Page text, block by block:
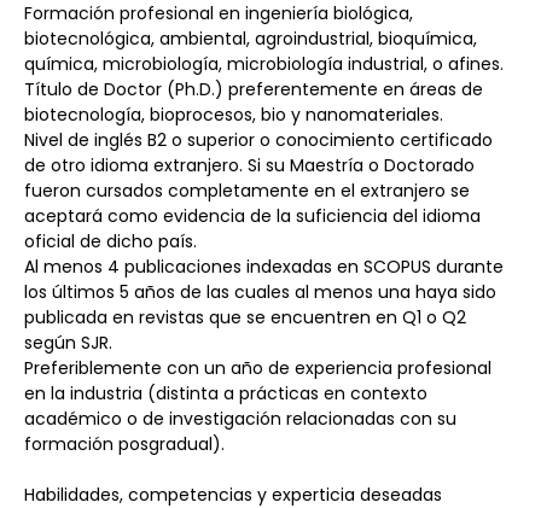
Formación profesional en ingeniería biológica,
biotecnológica, ambiental, agroindustrial, bioquímica,
química, microbiología, microbiología industrial, o afines.
Título de Doctor (Ph.D.) preferentemente en áreas de
biotecnología, bioprocesos, bio y nanomateriales.
Nivel de inglés B2 o superior o conocimiento certificado
de otro idioma extranjero. Si su Maestría o Doctorado
fueron cursados completamente en el extranjero se
aceptará como evidencia de la suficiencia del idioma
oficial de dicho país.
Al menos 4 publicaciones indexadas en SCOPUS durante
los últimos 5 años de las cuales al menos una haya sido
publicada en revistas que se encuentren en Q1 o Q2
según SJR.
Preferiblemente con un año de experiencia profesional
en la industria (distinta a prácticas en contexto
académico o de investigación relacionadas con su
formación posgradual).
Habilidades, competencias y experticia deseadas